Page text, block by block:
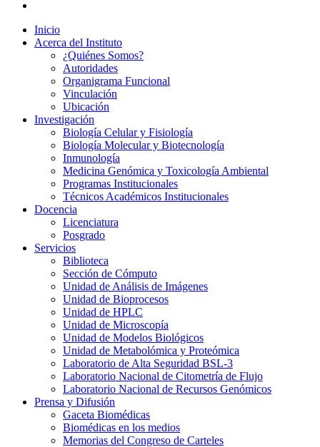
Inicio
Acerca del Instituto
¿Quiénes Somos?
Autoridades
Organigrama Funcional
Vinculación
Ubicación
Investigación
Biología Celular y Fisiología
Biología Molecular y Biotecnología
Inmunología
Medicina Genómica y Toxicología Ambiental
Programas Institucionales
Técnicos Académicos Institucionales
Docencia
Licenciatura
Posgrado
Servicios
Biblioteca
Sección de Cómputo
Unidad de Análisis de Imágenes
Unidad de Bioprocesos
Unidad de HPLC
Unidad de Microscopía
Unidad de Modelos Biológicos
Unidad de Metabolómica y Proteómica
Laboratorio de Alta Seguridad BSL-3
Laboratorio Nacional de Citometría de Flujo
Laboratorio Nacional de Recursos Genómicos
Prensa y Difusión
Gaceta Biomédicas
Biomédicas en los medios
Memorias del Congreso de Carteles